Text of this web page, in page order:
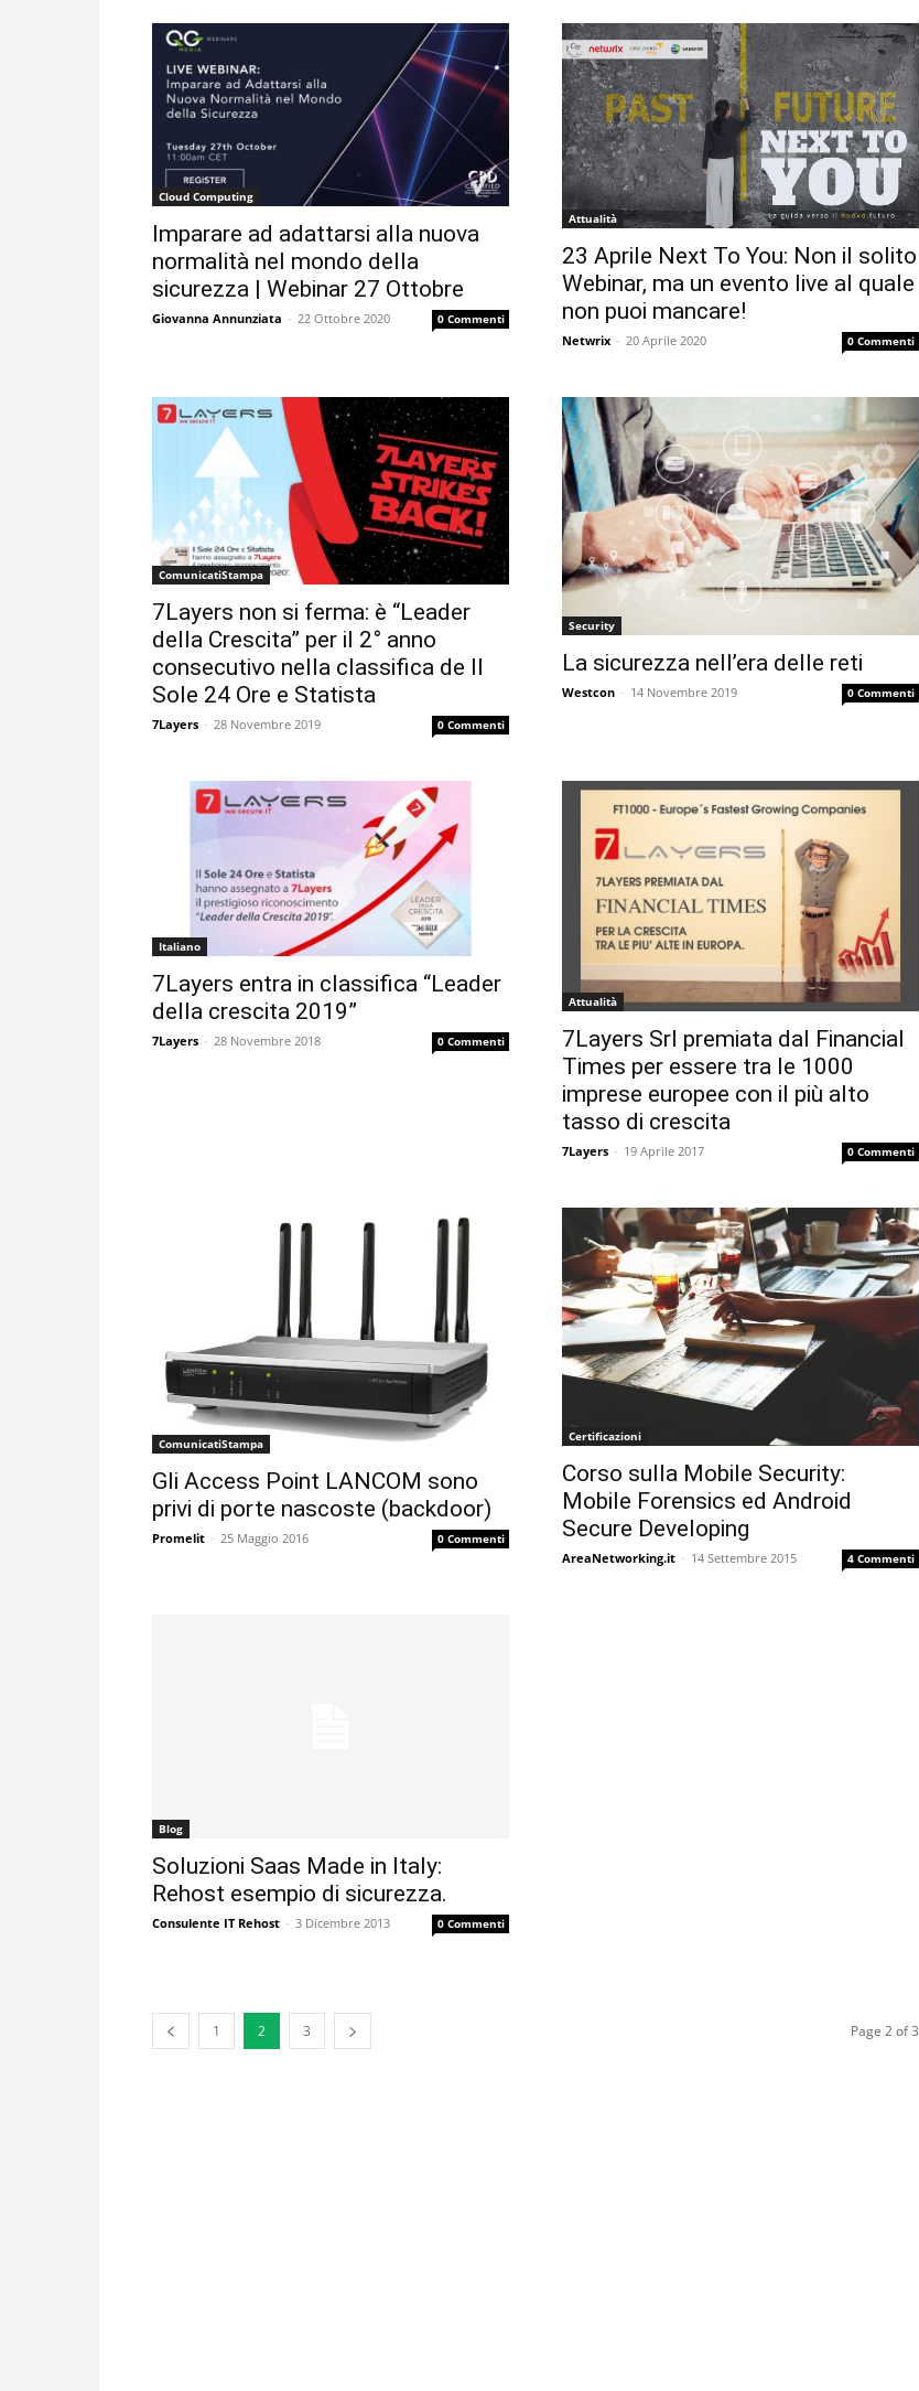
Cloud Computing
Imparare ad adattarsi alla nuova
normalità nel mondo della
sicurezza | Webinar 27 Ottobre
Giovanna Annunziata - 22 Ottobre 2020 0 Commenti
Attualità
23 Aprile Next To You: Non il solito
Webinar, ma un evento live al quale
non puoi mancare!
Netwrix - 20 Aprile 2020 0 Commenti
ComunicatiStampa
7Layers non si ferma: è “Leader
della Crescita” per il 2° anno
consecutivo nella classifica de Il
Sole 24 Ore e Statista
7Layers - 28 Novembre 2019 0 Commenti
Security
La sicurezza nell’era delle reti
Westcon - 14 Novembre 2019 0 Commenti
Italiano
7Layers entra in classifica “Leader
della crescita 2019”
7Layers - 28 Novembre 2018 0 Commenti
Attualità
7Layers Srl premiata dal Financial
Times per essere tra le 1000
imprese europee con il più alto
tasso di crescita
7Layers - 19 Aprile 2017 0 Commenti
ComunicatiStampa
Gli Access Point LANCOM sono
privi di porte nascoste (backdoor)
Promelit - 25 Maggio 2016 0 Commenti
Certificazioni
Corso sulla Mobile Security:
Mobile Forensics ed Android
Secure Developing
AreaNetworking.it - 14 Settembre 2015 4 Commenti
Blog
Soluzioni Saas Made in Italy:
Rehost esempio di sicurezza.
Consulente IT Rehost - 3 Dicembre 2013 0 Commenti
1 2 3 Page 2 of 3